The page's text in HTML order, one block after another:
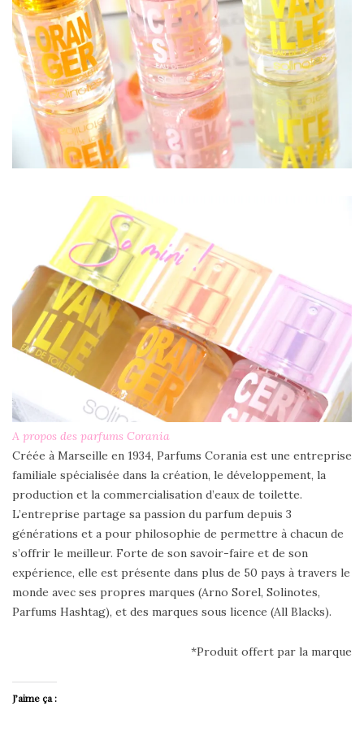
A propos des parfums Corania
Créée à Marseille en 1934, Parfums Corania est une entreprise
familiale spécialisée dans la création, le développement, la
production et la commercialisation d’eaux de toilette.
L’entreprise partage sa passion du parfum depuis 3
générations et a pour philosophie de permettre à chacun de
s’offrir le meilleur. Forte de son savoir-faire et de son
expérience, elle est présente dans plus de 50 pays à travers le
monde avec ses propres marques (Arno Sorel, Solinotes,
Parfums Hashtag), et des marques sous licence (All Blacks).
*Produit offert par la marque
J’aime ça :